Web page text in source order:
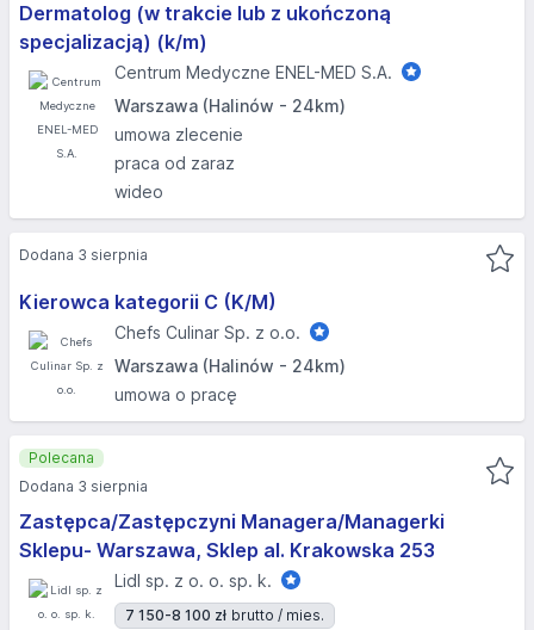
Dermatolog (w trakcie lub z ukończoną
specjalizacją) (k/m)
Centrum Medyczne ENEL-MED S.A.
Warszawa (Halinów - 24km)
umowa zlecenie
praca od zaraz
wideo
Kierowca kategorii C (K/M)
Chefs Culinar Sp. z o.o.
Warszawa (Halinów - 24km)
umowa o pracę
Dodana 3 sierpnia
Zastępca/Zastępczyni Managera/Managerki
Sklepu- Warszawa, Sklep al. Krakowska 253
Lidl sp. z o. o. sp. k.
7 150-8 100 zł brutto / mies.
Polecana
Dodana 3 sierpnia